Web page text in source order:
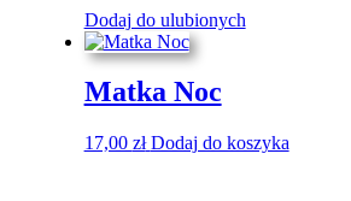
Dodaj do ulubionych
Matka Noc
17,00 zł Dodaj do koszyka